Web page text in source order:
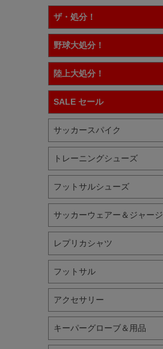
ザ・処分！
野球大処分！
陸上大処分！
SALE セール
サッカースパイク
トレーニングシューズ
フットサルシューズ
サッカーウェアー＆ジャージ
レプリカシャツ
フットサル
アクセサリー
キーパーグローブ＆用品